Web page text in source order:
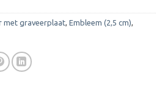
met graveerplaat, Embleem (2,5 cm),